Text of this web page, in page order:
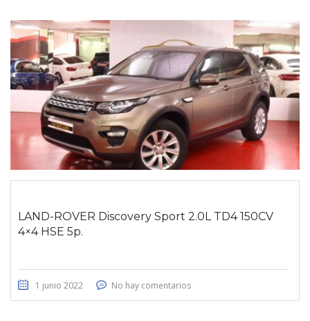
LAND-ROVER Discovery Sport 2.0L TD4 150CV
4×4 HSE 5p.
1 junio 2022 No hay comentarios